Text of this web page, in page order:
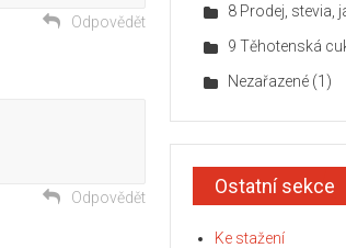
Odpovědět
Odpovědět
8 Prodej, stevia,
9 Těhotenská
Nezařazené (1)
Ostatní sekce
Ke stažení